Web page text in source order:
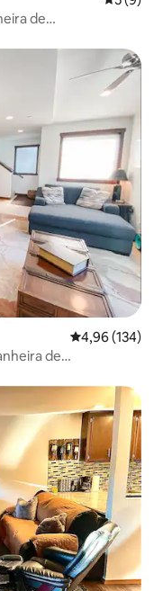
de
4,96 de uma
4,96 (134)
de